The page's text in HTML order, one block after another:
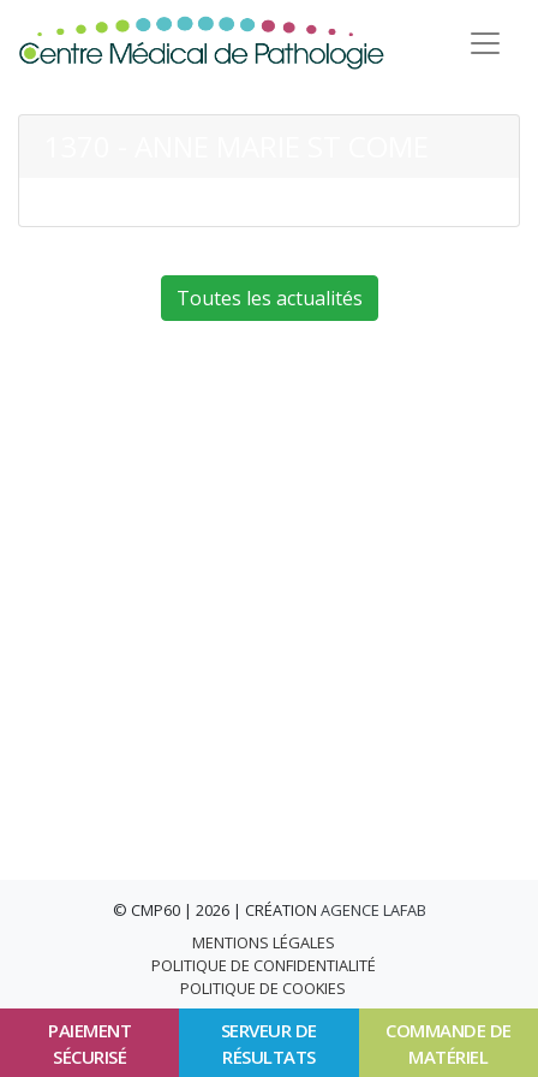
PAIEMENT
SÉCURISÉ
SERVEUR DE
RÉSULTATS
COMMANDE DE
MATÉRIEL
Toutes les actualités
© CMP60 | 2026 | CRÉATION AGENCE LAFAB
MENTIONS LÉGALES
POLITIQUE DE CONFIDENTIALITÉ
POLITIQUE DE COOKIES